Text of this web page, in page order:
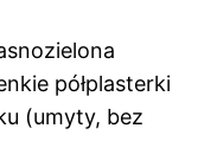
półplasterki
(umyty, bez